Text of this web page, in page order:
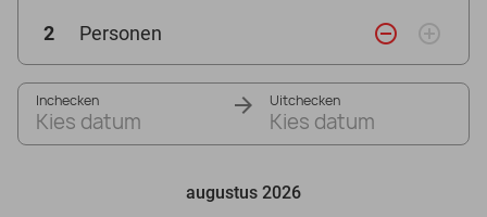
2 Personen remove_circle_outline add_circle_outline
Inchecken
Kies datum
Uitchecken
Kies datum
augustus 2026